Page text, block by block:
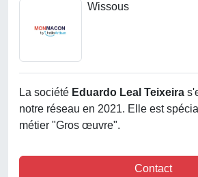
Wissous
La société Eduardo Leal Teixeira
notre réseau en 2021. Elle est
métier "Gros œuvre".
Contact